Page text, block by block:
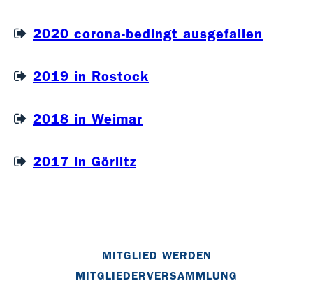
2020 corona-bedingt ausgefallen
2019 in Rostock
2018 in Weimar
2017 in Görlitz
MITGLIED WERDEN
MITGLIEDERVERSAMMLUNG